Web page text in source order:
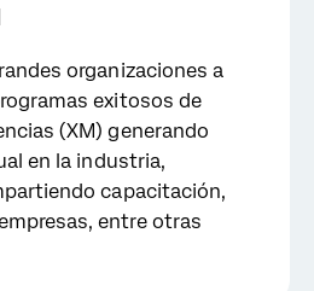
organizaciones a
exitosos de
(XM) generando
en la industria,
capacitación,
entre otras